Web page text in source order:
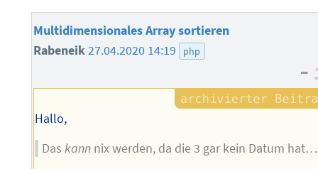
Multidimensionales Array sortieren
Rabeneik27.04.2020 14:19 php
–
Hallo,
Daskann nix werden, da die 3 gar kein Datum hat…